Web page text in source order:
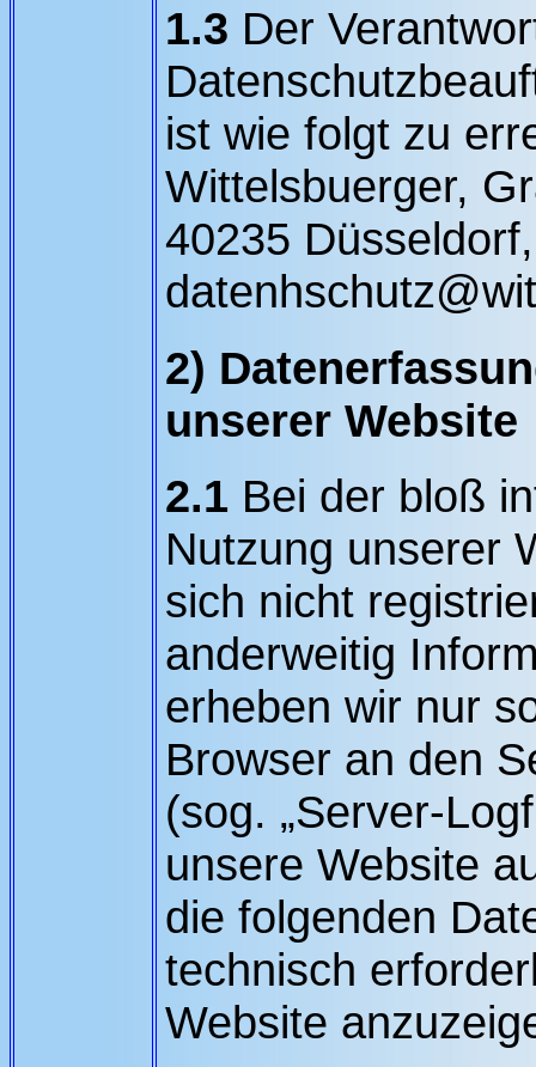
1.3 Der
ist wie folgt zu
Wittelsbuerger,
40235
2)
unserer Website
2.1 Bei der bloß
Nutzung unserer
sich nicht
anderweitig
erheben wir nur
Browser an den
(sog. „Server-
unsere Website
die folgenden
technisch
Website